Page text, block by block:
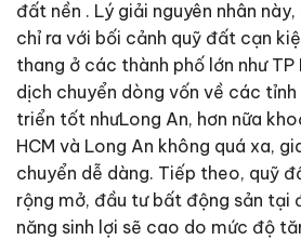
đất nền . Lý giải nguyên nhân
chỉ ra với bối cảnh quỹ đất cạn
thang ở các thành phố lớn như TP
dịch chuyển dòng vốn về các
triển tốt nhưLong An, hơn nữa
HCM và Long An không quá xa,
chuyển dễ dàng. Tiếp theo, quỹ
rộng mở, đầu tư bất động sản tại
năng sinh lợi sẽ cao do mức độ